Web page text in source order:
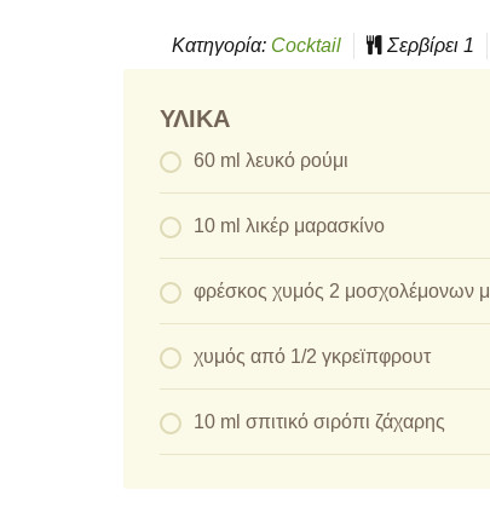
Κατηγορία: Cocktail Σερβίρει 1
ΥΛΙΚΆ
60 ml λευκό ρούμι
10 ml λικέρ μαρασκίνο
φρέσκος χυμός 2 μοσχολέμονων
χυμός από 1/2 γκρεϊπφρουτ
10 ml σπιτικό σιρόπι ζάχαρης